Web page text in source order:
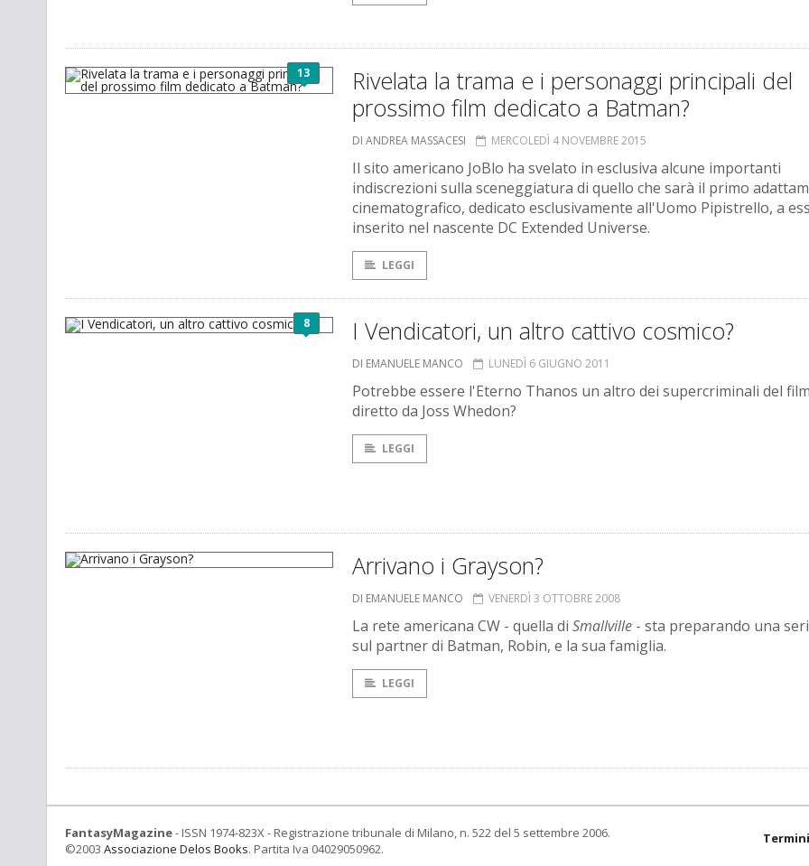
13
Rivelata la trama e i personaggi principali del
prossimo film dedicato a Batman?
DI ANDREA MASSACESI MERCOLEDÌ 4 NOVEMBRE 2015
Il sito americano JoBlo ha svelato in esclusiva alcune importanti
indiscrezioni sulla sceneggiatura di quello che sarà il primo
cinematografico, dedicato esclusivamente all'Uomo Pipistrello, a
inserito nel nascente DC Extended Universe.
LEGGI
8 I Vendicatori, un altro cattivo cosmico?
DI EMANUELE MANCO LUNEDÌ 6 GIUGNO 2011
Potrebbe essere l'Eterno Thanos un altro dei supercriminali del film
diretto da Joss Whedon?
LEGGI
Arrivano i Grayson?
DI EMANUELE MANCO VENERDÌ 3 OTTOBRE 2008
La rete americana CW - quella di Smallville - sta preparando una
sul partner di Batman, Robin, e la sua famiglia.
LEGGI
FantasyMagazine- ISSN 1974-823X - Registrazione tribunale di Milano, n. 522 del 5 settembre 2006.
©2003 Associazione Delos Books. Partita Iva 04029050962.